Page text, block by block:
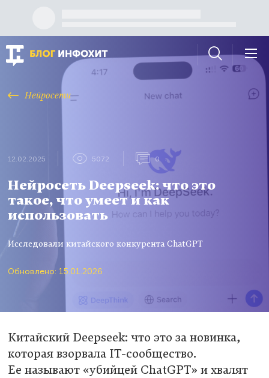
Нейросети
12.02.2025 5072 0
Нейросеть Deepseek: что это
такое, что умеет и как
использовать
Исследовали китайского конкурента ChatGPT
Обновлено: 15.01.2026
Китайский Deepseek: что это за новинка,
которая взорвала IT-сообщество.
Ее называют «убийцей ChatGPT» и хвалят